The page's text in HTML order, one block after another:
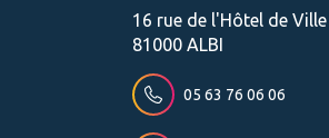
16 rue de l'Hôtel de Ville
81000 ALBI
05 63 76 06 06